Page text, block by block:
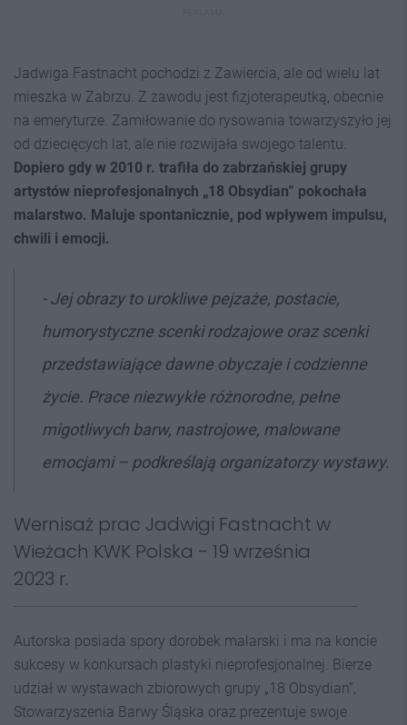
Jadwiga Fastnacht pochodzi z Zawiercia, ale od wielu lat
mieszka w Zabrzu. Z zawodu jest fizjoterapeutką, obecnie
na emeryturze. Zamiłowanie do rysowania towarzyszyło jej
od dziecięcych lat, ale nie rozwijała swojego talentu.
Dopiero gdy w 2010 r. trafiła do zabrzańskiej grupy
artystów nieprofesjonalnych „18 Obsydian” pokochała
malarstwo. Maluje spontanicznie, pod wpływem impulsu,
chwili i emocji.
- Jej obrazy to urokliwe pejzaże, postacie,
humorystyczne scenki rodzajowe oraz scenki
przedstawiające dawne obyczaje i codzienne
życie. Prace niezwykłe różnorodne, pełne
migotliwych barw, nastrojowe, malowane
emocjami – podkreślają organizatorzy wystawy.
Wernisaż prac Jadwigi Fastnacht w
Wieżach KWK Polska - 19 września
2023 r.
Autorska posiada spory dorobek malarski i ma na koncie
sukcesy w konkursach plastyki nieprofesjonalnej. Bierze
udział w wystawach zbiorowych grupy „18 Obsydian”,
Stowarzyszenia Barwy Śląska oraz prezentuje swoje